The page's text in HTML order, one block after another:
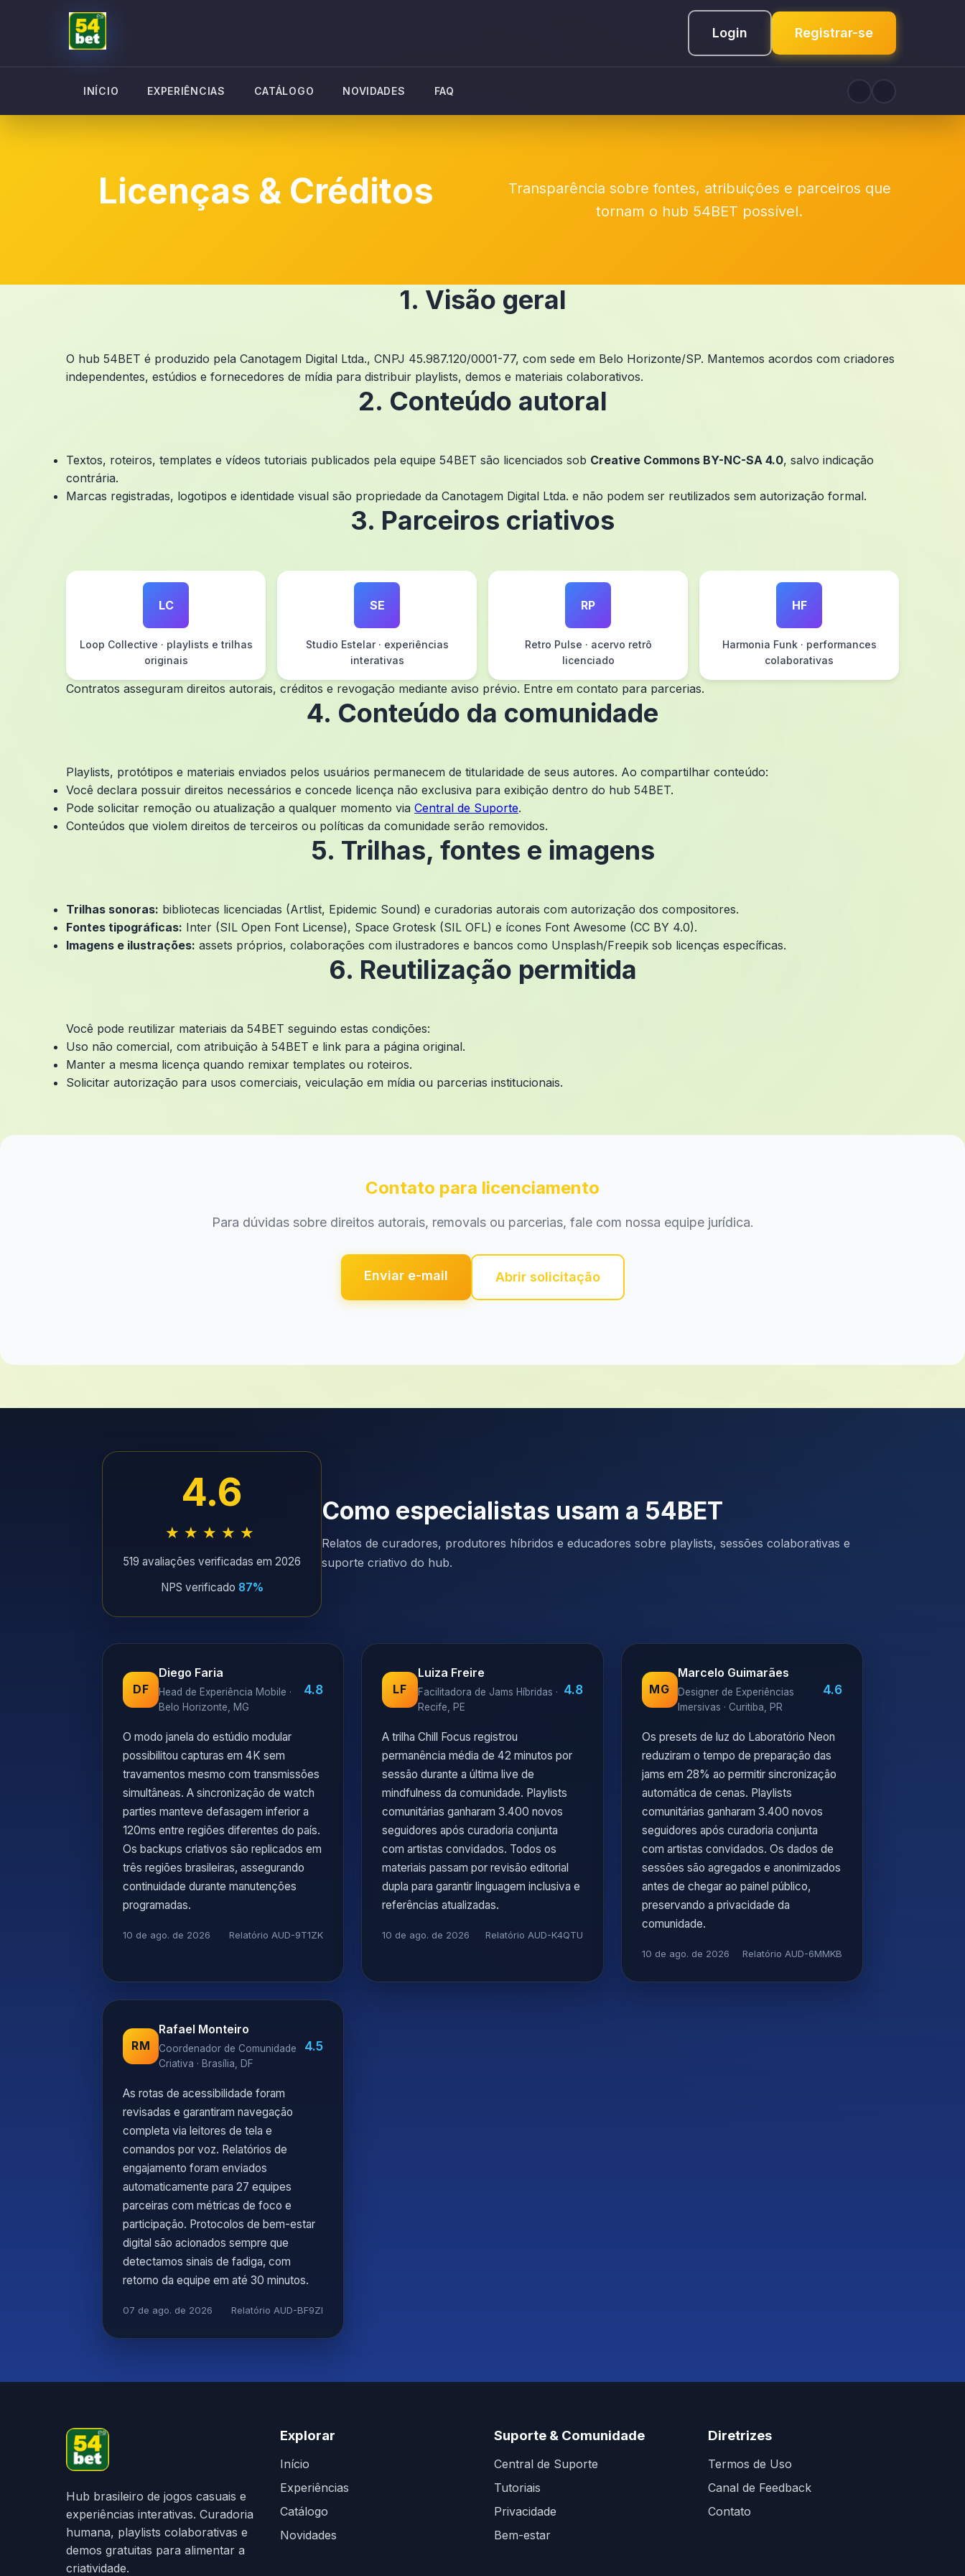
Login Registrar-se
INÍCIO EXPERIÊNCIAS CATÁLOGO NOVIDADES FAQ
Licenças & Créditos
Transparência sobre fontes, atribuições e parceiros que
tornam o hub 54BET possível.
1. Visão geral
O hub 54BET é produzido pela Canotagem Digital Ltda., CNPJ 45.987.120/0001-77, com sede em Belo Horizonte/SP. Mantemos acordos com criadores
independentes, estúdios e fornecedores de mídia para distribuir playlists, demos e materiais colaborativos.
2. Conteúdo autoral
Textos, roteiros, templates e vídeos tutoriais publicados pela equipe 54BET são licenciados sob Creative Commons BY-NC-SA 4.0, salvo indicação
contrária.
Marcas registradas, logotipos e identidade visual são propriedade da Canotagem Digital Ltda. e não podem ser reutilizados sem autorização formal.
3. Parceiros criativos
LC
Loop Collective · playlists e trilhas
originais
SE
Studio Estelar · experiências
interativas
RP
Retro Pulse · acervo retrô
licenciado
HF
Harmonia Funk · performances
colaborativas
Contratos asseguram direitos autorais, créditos e revogação mediante aviso prévio. Entre em contato para parcerias.
4. Conteúdo da comunidade
Playlists, protótipos e materiais enviados pelos usuários permanecem de titularidade de seus autores. Ao compartilhar conteúdo:
Você declara possuir direitos necessários e concede licença não exclusiva para exibição dentro do hub 54BET.
Pode solicitar remoção ou atualização a qualquer momento via Central de Suporte.
Conteúdos que violem direitos de terceiros ou políticas da comunidade serão removidos.
5. Trilhas, fontes e imagens
Trilhas sonoras: bibliotecas licenciadas (Artlist, Epidemic Sound) e curadorias autorais com autorização dos compositores.
Fontes tipográficas: Inter (SIL Open Font License), Space Grotesk (SIL OFL) e ícones Font Awesome (CC BY 4.0).
Imagens e ilustrações: assets próprios, colaborações com ilustradores e bancos como Unsplash/Freepik sob licenças específicas.
6. Reutilização permitida
Você pode reutilizar materiais da 54BET seguindo estas condições:
Uso não comercial, com atribuição à 54BET e link para a página original.
Manter a mesma licença quando remixar templates ou roteiros.
Solicitar autorização para usos comerciais, veiculação em mídia ou parcerias institucionais.
Contato para licenciamento
Para dúvidas sobre direitos autorais, removals ou parcerias, fale com nossa equipe jurídica.
Enviar e-mail Abrir solicitação
4.6
★★★★★
519 avaliações verificadas em 2026
NPS verificado 87%
Como especialistas usam a 54BET
Relatos de curadores, produtores híbridos e educadores sobre playlists, sessões colaborativas e
suporte criativo do hub.
DF
Diego Faria
Head de Experiência Mobile ·
Belo Horizonte, MG
4.8
O modo janela do estúdio modular
possibilitou capturas em 4K sem
travamentos mesmo com transmissões
simultâneas. A sincronização de watch
parties manteve defasagem inferior a
120ms entre regiões diferentes do país.
Os backups criativos são replicados em
três regiões brasileiras, assegurando
continuidade durante manutenções
programadas.
10 de ago. de 2026 Relatório AUD-9T1ZK
LF
Luiza Freire
Facilitadora de Jams Híbridas ·
Recife, PE
4.8
A trilha Chill Focus registrou
permanência média de 42 minutos por
sessão durante a última live de
mindfulness da comunidade. Playlists
comunitárias ganharam 3.400 novos
seguidores após curadoria conjunta
com artistas convidados. Todos os
materiais passam por revisão editorial
dupla para garantir linguagem inclusiva e
referências atualizadas.
10 de ago. de 2026 Relatório AUD-K4QTU
MG
Marcelo Guimarães
Designer de Experiências
Imersivas · Curitiba, PR
4.6
Os presets de luz do Laboratório Neon
reduziram o tempo de preparação das
jams em 28% ao permitir sincronização
automática de cenas. Playlists
comunitárias ganharam 3.400 novos
seguidores após curadoria conjunta
com artistas convidados. Os dados de
sessões são agregados e anonimizados
antes de chegar ao painel público,
preservando a privacidade da
comunidade.
10 de ago. de 2026 Relatório AUD-6MMKB
RM
Rafael Monteiro
Coordenador de Comunidade
Criativa · Brasília, DF
4.5
As rotas de acessibilidade foram
revisadas e garantiram navegação
completa via leitores de tela e
comandos por voz. Relatórios de
engajamento foram enviados
automaticamente para 27 equipes
parceiras com métricas de foco e
participação. Protocolos de bem-estar
digital são acionados sempre que
detectamos sinais de fadiga, com
retorno da equipe em até 30 minutos.
07 de ago. de 2026 Relatório AUD-BF9ZI
Hub brasileiro de jogos casuais e
experiências interativas. Curadoria
humana, playlists colaborativas e
demos gratuitas para alimentar a
criatividade.
Explorar
Início
Experiências
Catálogo
Novidades
Suporte & Comunidade
Central de Suporte
Tutoriais
Privacidade
Bem-estar
Diretrizes
Termos de Uso
Canal de Feedback
Contato